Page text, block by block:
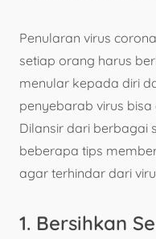
Penularan virus
setiap orang harus
menular kepada diri
penyebarab virus
Dilansir dari berbagai
beberapa tips
agar terhindar dari
1. Bersihkan